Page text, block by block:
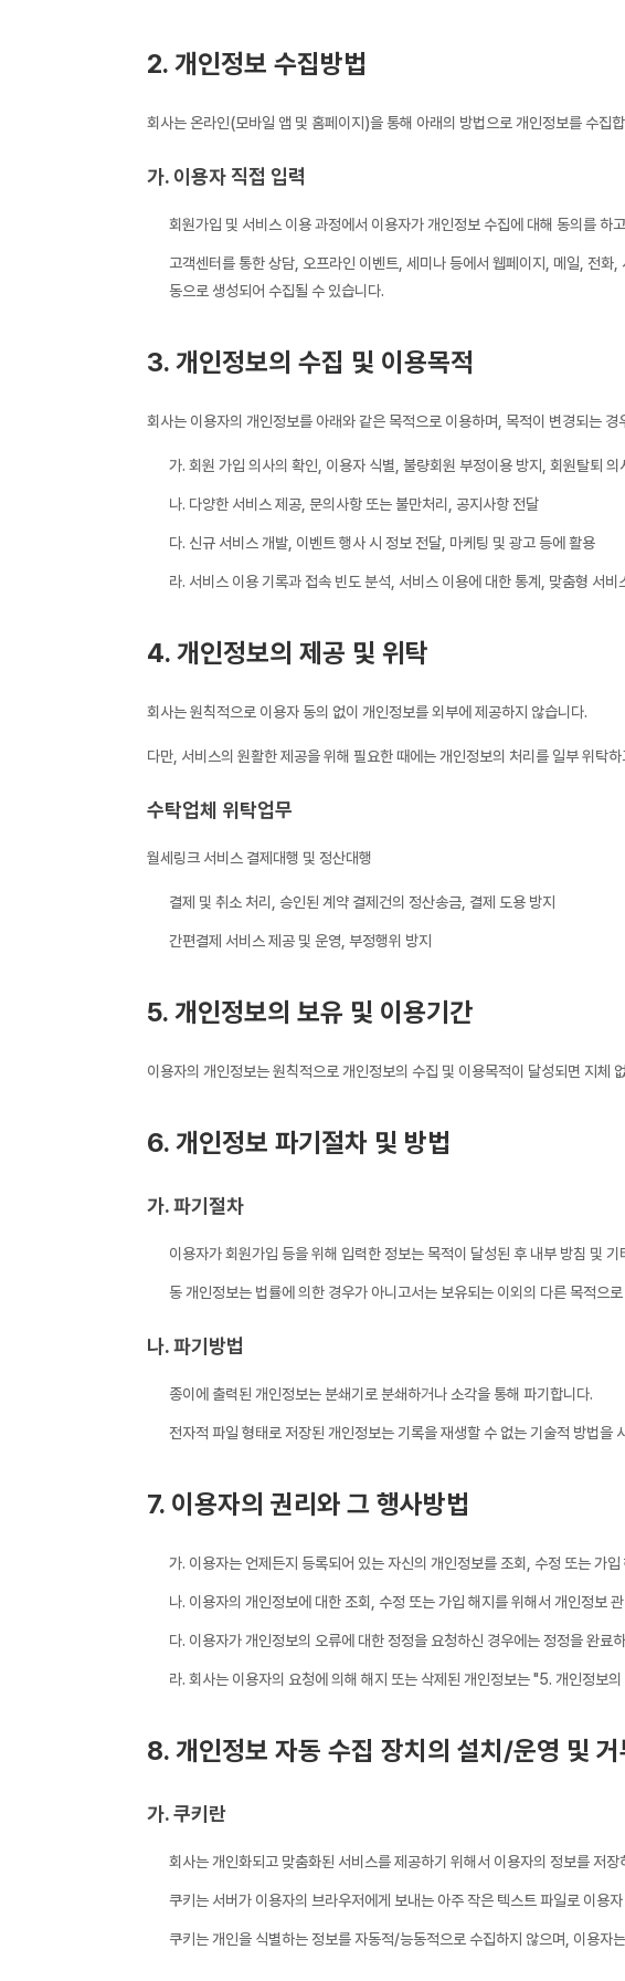
2. 개인정보 수집방법
회사는 온라인(모바일 앱 및 홈페이지)을 통해 아래의 방법으로 개인정보를 수집
가. 이용자 직접 입력
회원가입 및 서비스 이용 과정에서 이용자가 개인정보 수집에 대해 동의를 하
고객센터를 통한 상담, 오프라인 이벤트, 세미나 등에서 웹페이지, 메일, 전
동으로 생성되어 수집될 수 있습니다.
3. 개인정보의 수집 및 이용목적
회사는 이용자의 개인정보를 아래와 같은 목적으로 이용하며, 목적이 변경되는
가. 회원 가입 의사의 확인, 이용자 식별, 불량회원 부정이용 방지, 회원탈퇴 의
나. 다양한 서비스 제공, 문의사항 또는 불만처리, 공지사항 전달
다. 신규 서비스 개발, 이벤트 행사 시 정보 전달, 마케팅 및 광고 등에 활용
라. 서비스 이용 기록과 접속 빈도 분석, 서비스 이용에 대한 통계, 맞춤형 서
4. 개인정보의 제공 및 위탁
회사는 원칙적으로 이용자 동의 없이 개인정보를 외부에 제공하지 않습니다.
다만, 서비스의 원활한 제공을 위해 필요한 때에는 개인정보의 처리를 일부 위탁
수탁업체 위탁업무
월세링크 서비스 결제대행 및 정산대행
결제 및 취소 처리, 승인된 계약 결제건의 정산송금, 결제 도용 방지
간편결제 서비스 제공 및 운영, 부정행위 방지
5. 개인정보의 보유 및 이용기간
이용자의 개인정보는 원칙적으로 개인정보의 수집 및 이용목적이 달성되면 지체
6. 개인정보 파기절차 및 방법
가. 파기절차
이용자가 회원가입 등을 위해 입력한 정보는 목적이 달성된 후 내부 방침 및
동 개인정보는 법률에 의한 경우가 아니고서는 보유되는 이외의 다른 목적으
나. 파기방법
종이에 출력된 개인정보는 분쇄기로 분쇄하거나 소각을 통해 파기합니다.
전자적 파일 형태로 저장된 개인정보는 기록을 재생할 수 없는 기술적 방법을
7. 이용자의 권리와 그 행사방법
가. 이용자는 언제든지 등록되어 있는 자신의 개인정보를 조회, 수정 또는 가
나. 이용자의 개인정보에 대한 조회, 수정 또는 가입 해지를 위해서 개인정보
다. 이용자가 개인정보의 오류에 대한 정정을 요청하신 경우에는 정정을 완료
라. 회사는 이용자의 요청에 의해 해지 또는 삭제된 개인정보는 "5. 개인정보
8. 개인정보 자동 수집 장치의 설치/운영 및
가. 쿠키란
회사는 개인화되고 맞춤화된 서비스를 제공하기 위해서 이용자의 정보를 저
쿠키는 서버가 이용자의 브라우저에게 보내는 아주 작은 텍스트 파일로 이용
쿠키는 개인을 식별하는 정보를 자동적/능동적으로 수집하지 않으며, 이용자